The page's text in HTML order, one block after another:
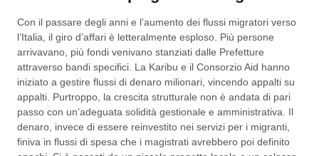
Con il passare degli anni e l’aumento dei flussi migratori verso
l’Italia, il giro d’affari è letteralmente esploso. Più persone
arrivavano, più fondi venivano stanziati dalle Prefetture
attraverso bandi specifici. La Karibu e il Consorzio Aid hanno
iniziato a gestire flussi di denaro milionari, vincendo appalti su
appalti. Purtroppo, la crescita strutturale non è andata di pari
passo con un’adeguata solidità gestionale e amministrativa. Il
denaro, invece di essere reinvestito nei servizi per i migranti,
finiva in flussi di spesa che i magistrati avrebbero poi definito